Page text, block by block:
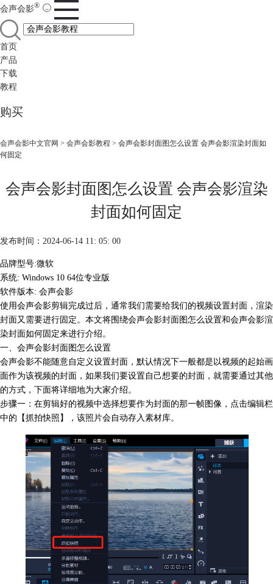
会声会影®
首页
产品
下载
教程
购买
会声会影中文官网 > 会声会影教程 > 会声会影封面图怎么设置 会声会影渲染封面如
何固定
会声会影封面图怎么设置 会声会影渲染
封面如何固定
发布时间：2024-06-14 11: 05: 00
品牌型号:微软
系统: Windows 10 64位专业版
软件版本: 会声会影
使用会声会影剪辑完成过后，通常我们需要给我们的视频设置封面，渲染
封面又需要进行固定。本文将围绕会声会影封面图怎么设置和会声会影渲
染封面如何固定来进行介绍。
一、会声会影封面图怎么设置
会声会影不能随意自定义设置封面，默认情况下一般都是以视频的起始画
面作为该视频的封面，如果我们要设置自己想要的封面，就需要通过其他
的方式，下面将详细地为大家介绍。
步骤一：在剪辑好的视频中选择想要作为封面的那一帧图像，点击编辑栏
中的【抓拍快照】，该照片会自动存入素材库。